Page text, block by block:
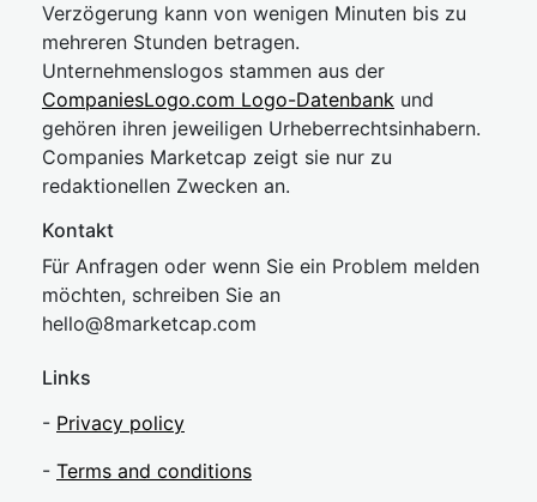
Verzögerung kann von wenigen Minuten bis zu
mehreren Stunden betragen.
Unternehmenslogos stammen aus der
CompaniesLogo.com Logo-Datenbank und
gehören ihren jeweiligen Urheberrechtsinhabern.
Companies Marketcap zeigt sie nur zu
redaktionellen Zwecken an.
Kontakt
Für Anfragen oder wenn Sie ein Problem melden
möchten, schreiben Sie an
hello@8marketcap.com
Links
- Privacy policy
- Terms and conditions